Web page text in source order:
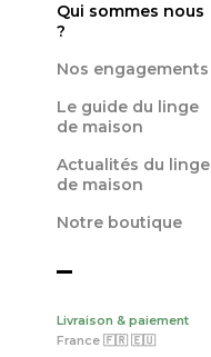
Qui sommes nous
?
Nos engagements
Le guide du linge
de maison
Actualités du linge
de maison
Notre boutique
Livraison & paiement
France 🇫🇷 🇪🇺